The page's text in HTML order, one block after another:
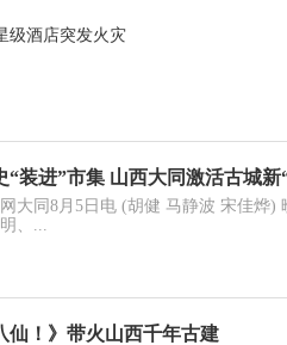
级酒店突发火灾
“装进”市集 山西大同激活古城新
同8月5日电 (胡健 马静波 宋佳烨)
、...
仙！》带火山西千年古建